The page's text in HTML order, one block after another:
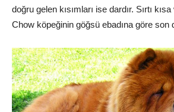
doğru gelen kısımları ise dardır. Sırtı
Chow köpeğinin göğsü ebadına göre son